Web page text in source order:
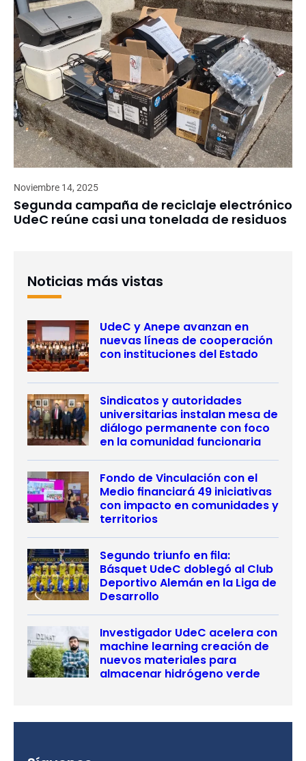
Noviembre 14, 2025
Segunda campaña de reciclaje electrónico
UdeC reúne casi una tonelada de residuos
Noticias más vistas
UdeC y Anepe avanzan en
nuevas líneas de cooperación
con instituciones del Estado
Sindicatos y autoridades
universitarias instalan mesa de
diálogo permanente con foco
en la comunidad funcionaria
Fondo de Vinculación con el
Medio financiará 49 iniciativas
con impacto en comunidades y
territorios
Segundo triunfo en fila:
Básquet UdeC doblegó al Club
Deportivo Alemán en la Liga de
Desarrollo
Investigador UdeC acelera con
machine learning creación de
nuevos materiales para
almacenar hidrógeno verde